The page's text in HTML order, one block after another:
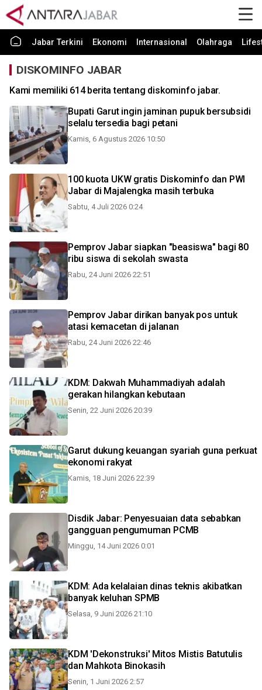
Jabar Terkini Ekonomi Internasional Olahraga
DISKOMINFO JABAR
Kami memiliki 614 berita tentang diskominfo jabar.
Bupati Garut ingin jaminan pupuk bersubsidi
selalu tersedia bagi petani
Kamis, 6 Agustus 2026 10:50
100 kuota UKW gratis Diskominfo dan PWI
Jabar di Majalengka masih terbuka
Sabtu, 4 Juli 2026 0:24
Pemprov Jabar siapkan "beasiswa" bagi 80
ribu siswa di sekolah swasta
Rabu, 24 Juni 2026 22:51
Pemprov Jabar dirikan banyak pos untuk
atasi kemacetan di jalanan
Rabu, 24 Juni 2026 22:46
KDM: Dakwah Muhammadiyah adalah
gerakan hilangkan kebutaan
Senin, 22 Juni 2026 20:39
Garut dukung keuangan syariah guna perkuat
ekonomi rakyat
Kamis, 18 Juni 2026 22:39
Disdik Jabar: Penyesuaian data sebabkan
gangguan pengumuman PCMB
Minggu, 14 Juni 2026 0:01
KDM: Ada kelalaian dinas teknis akibatkan
banyak keluhan SPMB
Selasa, 9 Juni 2026 21:10
KDM 'Dekonstruksi' Mitos Mistis Batutulis
dan Mahkota Binokasih
Senin, 1 Juni 2026 2:57